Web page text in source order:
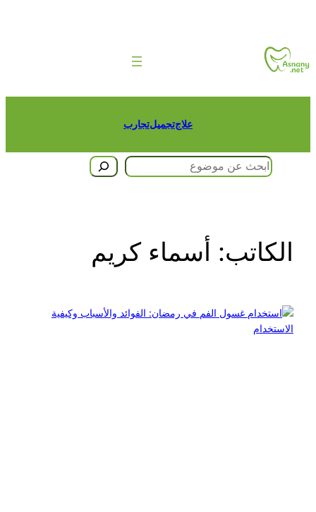
المحتوى
علاجتجميلتجارب
الكاتب: أسماء كريم